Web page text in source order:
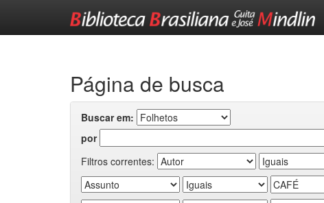
Página de busca
Buscar em:
por
Filtros correntes: